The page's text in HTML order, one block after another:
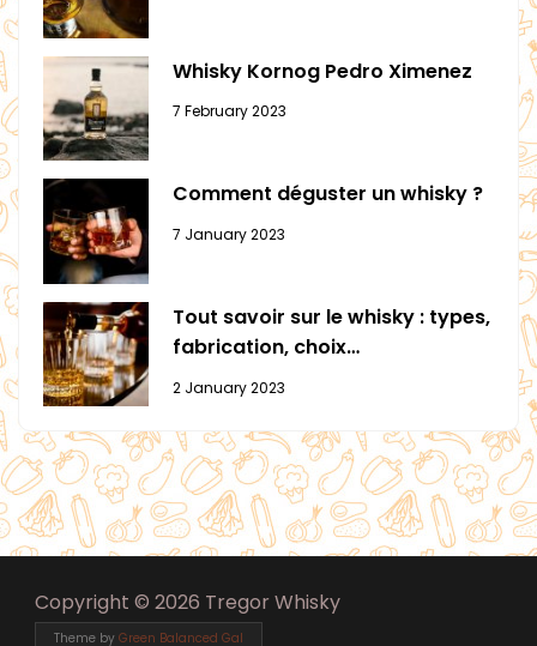
Whisky Kornog Pedro Ximenez
7 February 2023
Comment déguster un whisky ?
7 January 2023
Tout savoir sur le whisky : types,
fabrication, choix…
2 January 2023
Copyright © 2026 Tregor Whisky
Theme by Green Balanced Gal